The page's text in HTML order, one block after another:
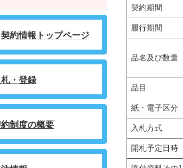
契約期間
履行期間
品名及び数量
品目
紙・電子区分
入札方式
開札予定日時
約情報トップページ
・登録
制度の概要